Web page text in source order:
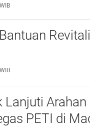
Lanjuti
PETI di